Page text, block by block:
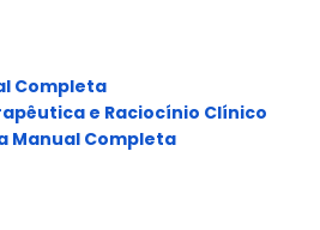
Completa
e Raciocínio Clínico
Manual Completa